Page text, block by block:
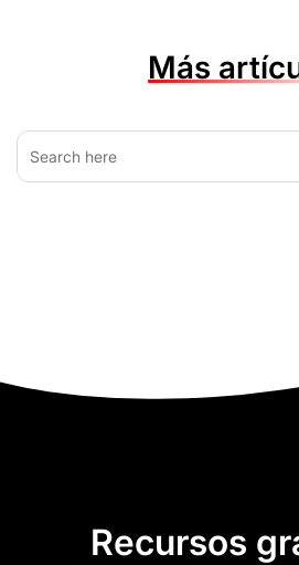
Más
Buscar:
Recursos